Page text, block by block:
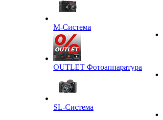
M-Система
OUTLET Фотоаппаратура
SL-Система